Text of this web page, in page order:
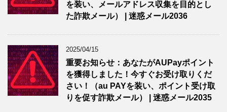
を装い、メールアドレス収集を目的とし
た詐欺メール） | 迷惑メール2036
2025/04/15
重要お知らせ：あなたがAUPayポイント
を獲得しました！今すぐお受け取りくだ
さい！（au PAYを装い、ポイント受け取
りを促す詐欺メール） | 迷惑メール2035